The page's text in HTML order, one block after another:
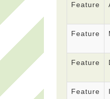
Feature
Feature
Feature
Feature